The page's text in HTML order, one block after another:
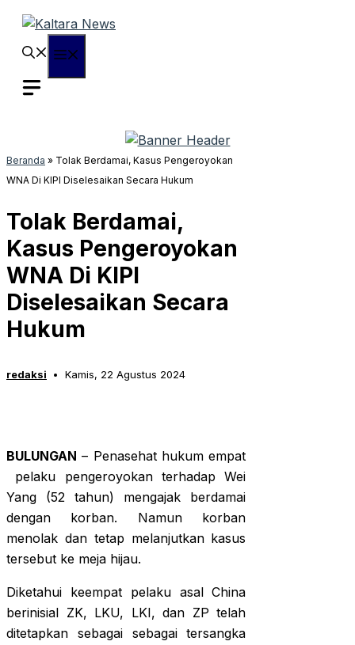
Langsung
Beranda » Tolak Berdamai, Kasus Pengeroyokan
WNA Di KIPI Diselesaikan Secara Hukum
Tolak Berdamai,
Kasus Pengeroyokan
WNA Di KIPI
Diselesaikan Secara
Hukum
redaksi Kamis, 22 Agustus 2024
BULUNGAN – Penasehat hukum empat
pelaku pengeroyokan terhadap Wei
Yang (52 tahun) mengajak berdamai
dengan korban. Namun korban
menolak dan tetap melanjutkan kasus
tersebut ke meja hijau.
Diketahui keempat pelaku asal China
berinisial ZK, LKU, LKI, dan ZP telah
ditetapkan sebagai sebagai tersangka